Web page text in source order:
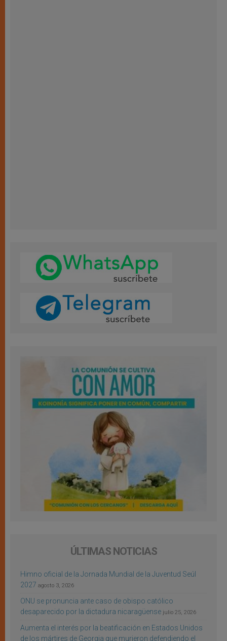
ÚLTIMAS NOTICIAS
Himno oficial de la Jornada Mundial de la Juventud Seúl
2027 agosto 3, 2026
ONU se pronuncia ante caso de obispo católico
desaparecido por la dictadura nicaragüense julio 25, 2026
Aumenta el interés por la beatificación en Estados Unidos
de los mártires de Georgia que murieron defendiendo el